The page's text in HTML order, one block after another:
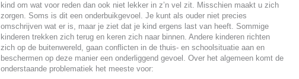
kind om wat voor reden dan ook niet lekker in z’n vel zit. Misschien maakt u zich
zorgen. Soms is dit een onderbuikgevoel. Je kunt als ouder niet precies
omschrijven wat er is, maar je ziet dat je kind ergens last van heeft. Sommige
kinderen trekken zich terug en keren zich naar binnen. Andere kinderen richten
zich op de buitenwereld, gaan conflicten in de thuis- en schoolsituatie aan en
beschermen op deze manier een onderliggend gevoel. Over het algemeen komt de
onderstaande problematiek het meeste voor: